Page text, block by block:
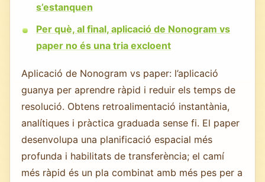
s’estanquen
Per què, al final, aplicació de Nonogram vs
paper no és una tria excloent
Aplicació de Nonogram vs paper: l’aplicació
guanya per aprendre ràpid i reduir els temps de
resolució. Obtens retroalimentació instantània,
analítiques i pràctica graduada sense fi. El paper
desenvolupa una planificació espacial més
profunda i habilitats de transferència; el camí
més ràpid és un pla combinat amb més pes per a